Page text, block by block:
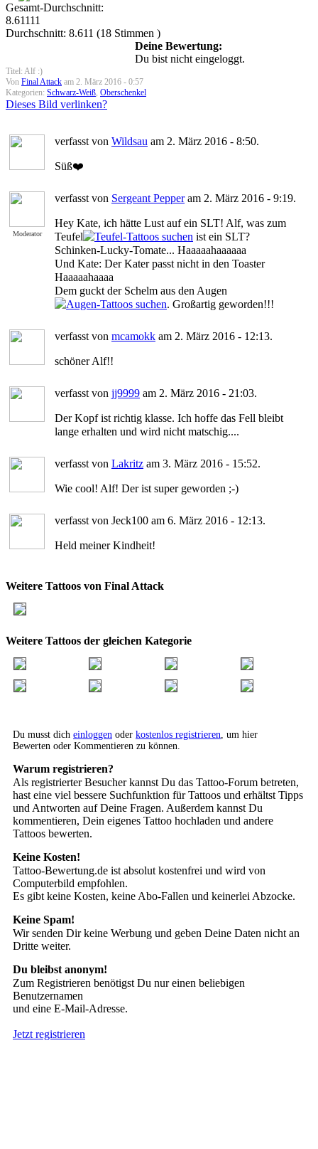
Gesamt-Durchschnitt:
8.61111
Durchschnitt: 8.611 (18 Stimmen )
Deine Bewertung:
Du bist nicht eingeloggt.
Titel: Alf :)
Von Final Attack am 2. März 2016 - 0:57
Kategorien: Schwarz-Weiß, Oberschenkel
Dieses Bild verlinken?
verfasst von Wildsau am 2. März 2016 - 8:50.
Süß❤️
Moderator
verfasst von Sergeant Pepperam 2. März 2016 - 9:19.
Hey Kate, ich hätte Lust auf ein SLT! Alf, was zum
Teufel
ist ein SLT?
Schinken-Lucky-Tomate... Haaaaahaaaaaa
Und Kate: Der Kater passt nicht in den Toaster
Haaaaahaaaa
Dem guckt der Schelm aus den Augen
. Großartig geworden!!!
verfasst von mcamokk am 2. März 2016 - 12:13.
schöner Alf!!
verfasst von jj9999 am 2. März 2016 - 21:03.
Der Kopf ist richtig klasse. Ich hoffe das Fell bleibt
lange erhalten und wird nicht matschig....
verfasst von Lakritz am 3. März 2016 - 15:52.
Wie cool! Alf! Der ist super geworden ;-)
verfasst von Jeck100 am 6. März 2016 - 12:13.
Held meiner Kindheit!
Weitere Tattoos von Final Attack
Weitere Tattoos der gleichen Kategorie
Du musst dich einloggen oder kostenlos registrieren , um hier
Bewerten oder Kommentieren zu können.
Warum registrieren?
Als registrierter Besucher kannst Du das Tattoo-Forum betreten,
hast eine viel bessere Suchfunktion für Tattoos und erhältst Tipps
und Antworten auf Deine Fragen. Außerdem kannst Du
kommentieren, Dein eigenes Tattoo hochladen und andere
Tattoos bewerten.
Keine Kosten!
Tattoo-Bewertung.de ist absolut kostenfrei und wird von
Computerbild empfohlen.
Es gibt keine Kosten, keine Abo-Fallen und keinerlei Abzocke.
Keine Spam!
Wir senden Dir keine Werbung und geben Deine Daten nicht an
Dritte weiter.
Du bleibst anonym!
Zum Registrieren benötigst Du nur einen beliebigen
Benutzernamen
und eine E-Mail-Adresse.
Jetzt registrieren